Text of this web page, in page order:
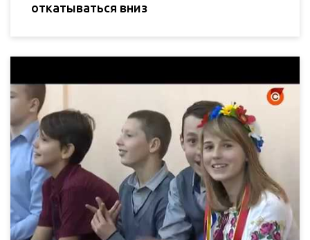
откатываться вниз